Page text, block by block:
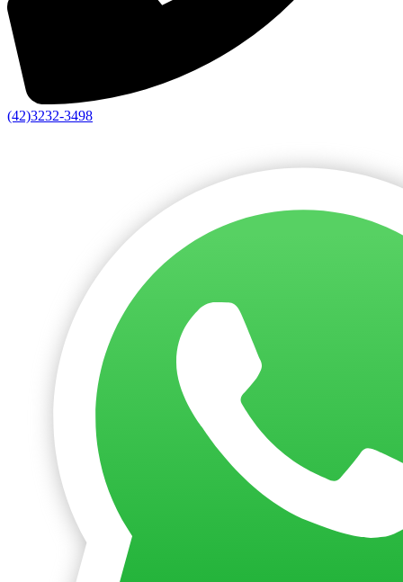
(42)3232-3498